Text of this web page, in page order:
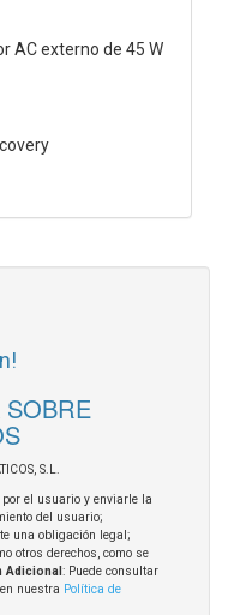
AC externo de 45 W
S.L.
el usuario y enviarle la
del usuario;
una obligación legal;
otros derechos, como se
Adicional : Puede consultar
nuestra Política de